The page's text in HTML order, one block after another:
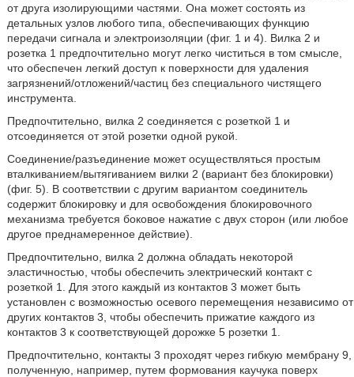
от друга изолирующими частями. Она может состоять из
детальных узлов любого типа, обеспечивающих функцию
передачи сигнала и электроизоляции (фиг. 1 и 4). Вилка 2 и
розетка 1 предпочтительно могут легко чиститься в том смысле,
что обеспечен легкий доступ к поверхности для удаления
загрязнений/отложений/частиц без специального чистящего
инструмента.
Предпочтительно, вилка 2 соединяется с розеткой 1 и
отсоединяется от этой розетки одной рукой.
Соединение/разъединение может осуществляться простым
вталкиванием/вытягиванием вилки 2 (вариант без блокировки)
(фиг. 5). В соответствии с другим вариантом соединитель
содержит блокировку и для освобождения блокировочного
механизма требуется боковое нажатие с двух сторон (или любое
другое преднамеренное действие).
Предпочтительно, вилка 2 должна обладать некоторой
эластичностью, чтобы обеспечить электрический контакт с
розеткой 1. Для этого каждый из контактов 3 может быть
установлен с возможностью осевого перемещения независимо от
других контактов 3, чтобы обеспечить прижатие каждого из
контактов 3 к соответствующей дорожке 5 розетки 1.
Предпочтительно, контакты 3 проходят через гибкую мембрану 9,
полученную, например, путем формования каучука поверх